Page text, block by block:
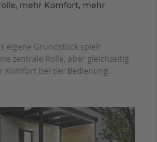
mehr Komfort, mehr
eigene Grundstück spielt
zentrale Rolle, aber gleichzeitig
Komfort bei der Bedienung...